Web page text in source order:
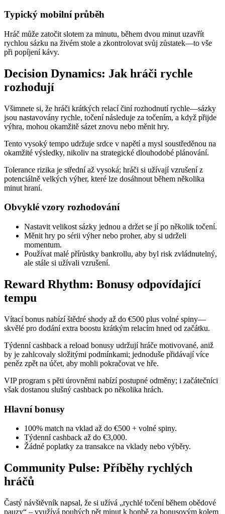
Typický mobilní průběh
Hráč může zatočit slotem za minutu, během dvou minut uzavřít
rychlou sázku na živém stole a zkontrolovat svůj zůstatek—to vše
při popíjení kávy.
Decision Dynamics: Jak hráči rychle
rozhodují
Všimnete si, že hráči krátkých relací činí rozhodnutí rychle—sázky
jsou nastavovány rychle, točení následuje za točením, a když přijde
výhra, mohou okamžitě sázet znovu nebo měnit hry.
Tento vysoký tempo udržuje srdce v napětí a mysl soustředěnou na
okamžité výsledky, nikoliv na strategické dlouhodobé plánování.
Tolerance rizika je střední až vysoká; hráči si užívají vzrušení z
potenciálně velkých výher, které lze dosáhnout během několika
minut hraní.
Obvyklé vzory rozhodování
Nastavit velikost sázky jednou a držet se jí po několik točení.
Měnit hry po sérii výher nebo proher, aby si udrželi
momentum.
Používat malé přírůstky bankrollu, aby byl risk zvládnutelný,
ale stále si užívali vzrušení.
Reward Rhythm: Bonusy odpovídající
tempu
Vítací bonus nabízí štědré shody až do €500 plus volné spiny—
skvělé pro dodání extra boostu krátkým relacím hned od začátku.
Týdenní cashback a reload bonusy udržují hráče motivované, aniž
by je zahlcovaly složitými podmínkami; jednoduše přidávají více
peněz zpět na účet, aby mohli pokračovat ve hře.
VIP program s pěti úrovněmi nabízí postupné odměny; i začátečníci
však dostanou slušný cashback po několika hrách.
Hlavní bonusy
100% match na vklad až do €500 + volné spiny.
Týdenní cashback až do €3,000.
Žádné poplatky za transakce na vklady nebo výběry.
Community Pulse: Příběhy rychlých
hráčů
Častý návštěvník napsal, že si užívá „rychlé točení během obědové
pauzy“ – využívá pouhých pět minut k honbě za bonusovým kolem